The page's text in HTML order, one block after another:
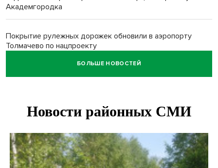
Академгородка
Покрытие рулежных дорожек обновили в аэропорту
Толмачево по нацпроекту
В Новосибирске зафиксирован рост заболеваемости
В Новосибирске осудили внука за продажу дедова ружья
В Новосибирске по КРТ сдали первую очередь
миниполиса «Фора»
БОЛЬШЕ НОВОСТЕЙ